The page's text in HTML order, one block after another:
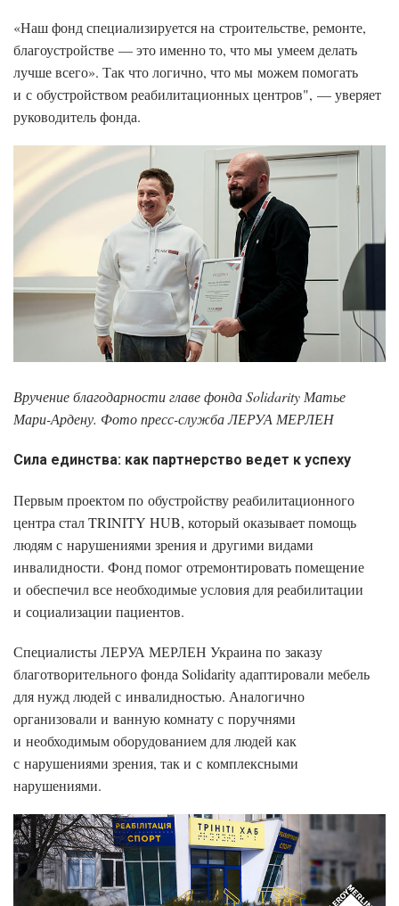
«Наш фонд специализируется на строительстве, ремонте,
благоустройстве — это именно то, что мы умеем делать
лучше всего». Так что логично, что мы можем помогать
и с обустройством реабилитационных центров", — уверяет
руководитель фонда.
Вручение благодарности главе фонда Solidarity Матье
Мари-Ардену. Фото пресс-службаЛЕРУА МЕРЛЕН
Сила единства: как партнерство ведет к успеху
Первым проектом по обустройству реабилитационного
центра стал TRINITY HUB, который оказывает помощь
людям с нарушениями зрения и другими видами
инвалидности. Фонд помог отремонтировать помещение
и обеспечил все необходимые условия для реабилитации
и социализации пациентов.
Специалисты ЛЕРУА МЕРЛЕН Украина по заказу
благотворительного фонда Solidarity адаптировали мебель
для нужд людей с инвалидностью. Аналогично
организовали и ванную комнату с поручнями
и необходимым оборудованием для людей как
с нарушениями зрения, так и с комплексными
нарушениями.